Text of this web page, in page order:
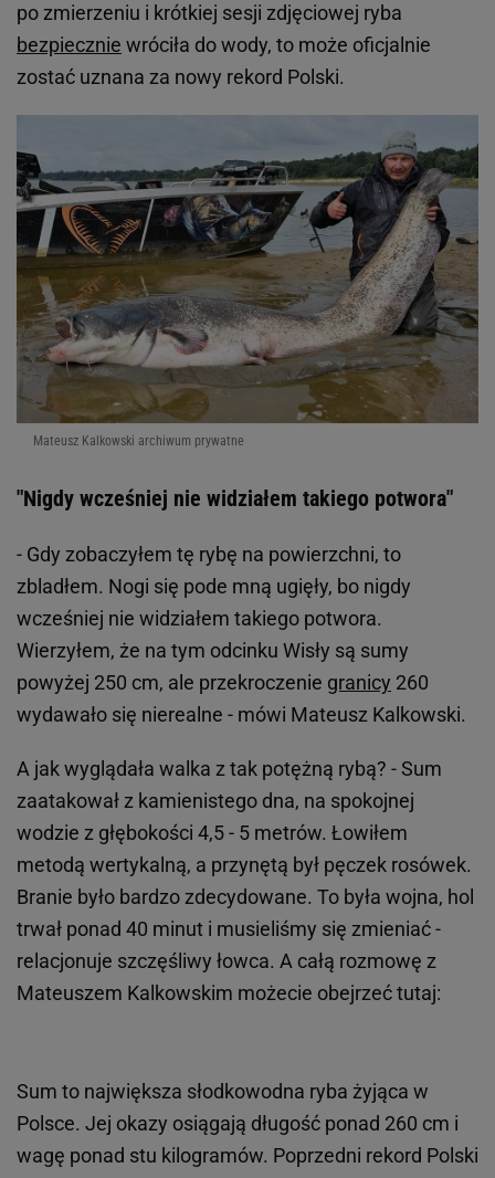
po zmierzeniu i krótkiej sesji zdjęciowej ryba
bezpiecznie wróciła do wody, to może oficjalnie
zostać uznana za nowy rekord Polski.
Mateusz Kalkowski archiwum prywatne
"Nigdy wcześniej nie widziałem takiego potwora"
- Gdy zobaczyłem tę rybę na powierzchni, to
zbladłem. Nogi się pode mną ugięły, bo nigdy
wcześniej nie widziałem takiego potwora.
Wierzyłem, że na tym odcinku Wisły są sumy
powyżej 250 cm, ale przekroczenie granicy 260
wydawało się nierealne - mówi Mateusz Kalkowski.
A jak wyglądała walka z tak potężną rybą? - Sum
zaatakował z kamienistego dna, na spokojnej
wodzie z głębokości 4,5 - 5 metrów. Łowiłem
metodą wertykalną, a przynętą był pęczek rosówek.
Branie było bardzo zdecydowane. To była wojna, hol
trwał ponad 40 minut i musieliśmy się zmieniać -
relacjonuje szczęśliwy łowca. A całą rozmowę z
Mateuszem Kalkowskim możecie obejrzeć tutaj:
Sum to największa słodkowodna ryba żyjąca w
Polsce. Jej okazy osiągają długość ponad 260 cm i
wagę ponad stu kilogramów. Poprzedni rekord Polski